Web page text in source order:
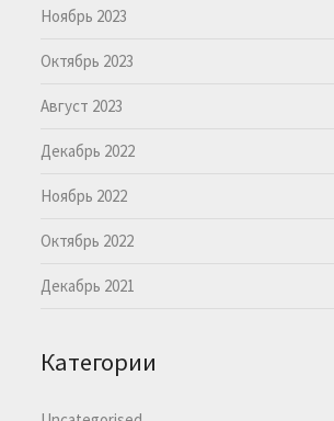
Ноябрь 2023
Октябрь 2023
Август 2023
Декабрь 2022
Ноябрь 2022
Октябрь 2022
Декабрь 2021
Категории